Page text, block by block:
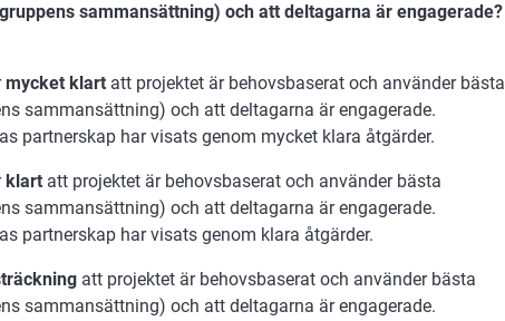
sammansättning) och att deltagarna är engagerade?
mycket klart att projektet är behovsbaserat och använder bästa
sammansättning) och att deltagarna är engagerade.
partnerskap har visats genom mycket klara åtgärder.
klart att projektet är behovsbaserat och använder bästa
sammansättning) och att deltagarna är engagerade.
partnerskap har visats genom klara åtgärder.
att projektet är behovsbaserat och använder bästa
sammansättning) och att deltagarna är engagerade.